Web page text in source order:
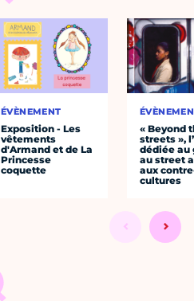
ÉVÈNEMENT
Exposition - Les
vêtements
d'Armand et de La
Princesse
coquette
« Beyond
streets »,
dédiée au
au street
aux
cultures